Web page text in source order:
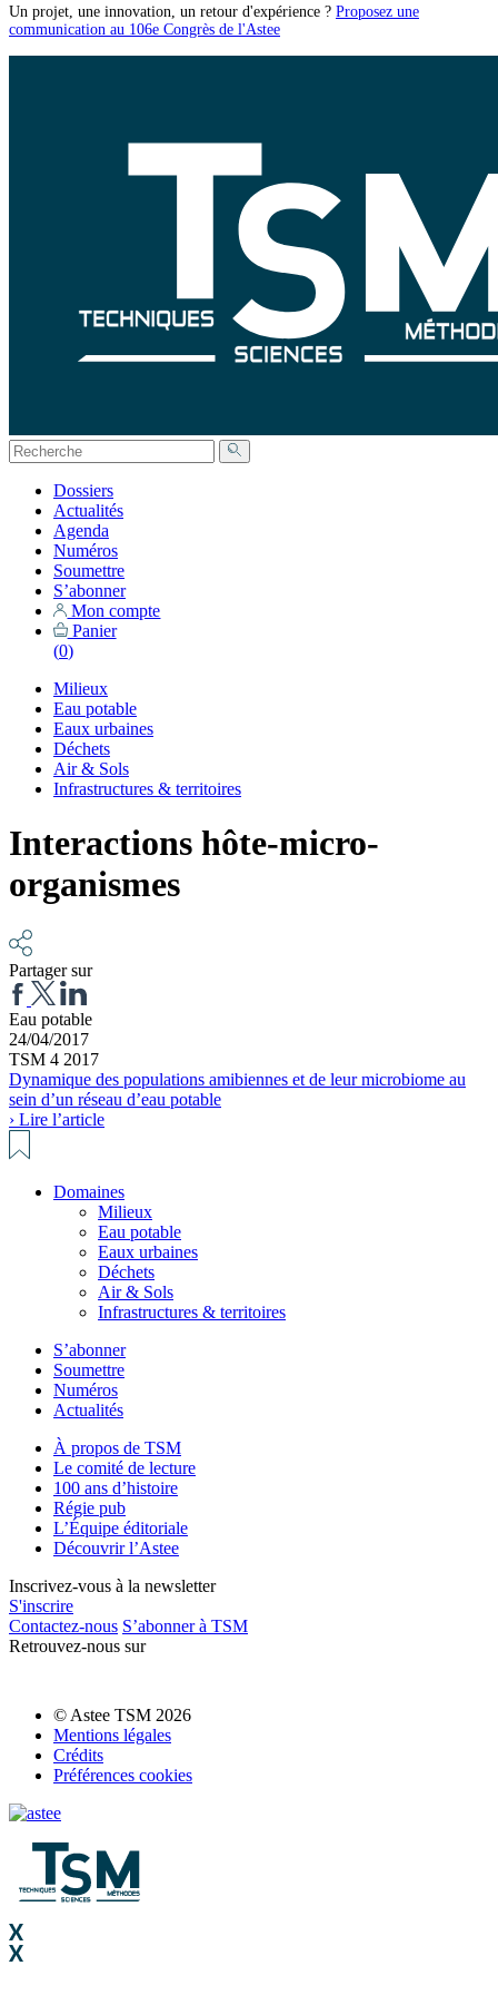
Un projet, une innovation, un retour d'expérience ? Proposez une
communication au 106e Congrès de l'Astee
Dossiers
Actualités
Agenda
Numéros
Soumettre
S’abonner
Mon compte
Panier
(0)
Milieux
Eau potable
Eaux urbaines
Déchets
Air & Sols
Infrastructures & territoires
Interactions hôte-micro-
organismes
Partager sur
Eau potable
24/04/2017
TSM 4 2017
Dynamique des populations amibiennes et de leur microbiome au
sein d’un réseau d’eau potable
› Lire l’article
Domaines
Milieux
Eau potable
Eaux urbaines
Déchets
Air & Sols
Infrastructures & territoires
S’abonner
Soumettre
Numéros
Actualités
À propos de TSM
Le comité de lecture
100 ans d’histoire
Régie pub
L’Équipe éditoriale
Découvrir l’Astee
Inscrivez-vous à la newsletter
S'inscrire
Contactez-nous S’abonner à TSM
Retrouvez-nous sur
© Astee TSM 2026
Mentions légales
Crédits
Préférences cookies